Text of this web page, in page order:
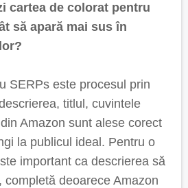
cartea de colorat pentru
să apară mai sus în
SERPs este procesul prin
titlul, cuvintele
Amazon sunt alese corect
la publicul ideal. Pentru o
important ca descrierea să
completă deoarece Amazon